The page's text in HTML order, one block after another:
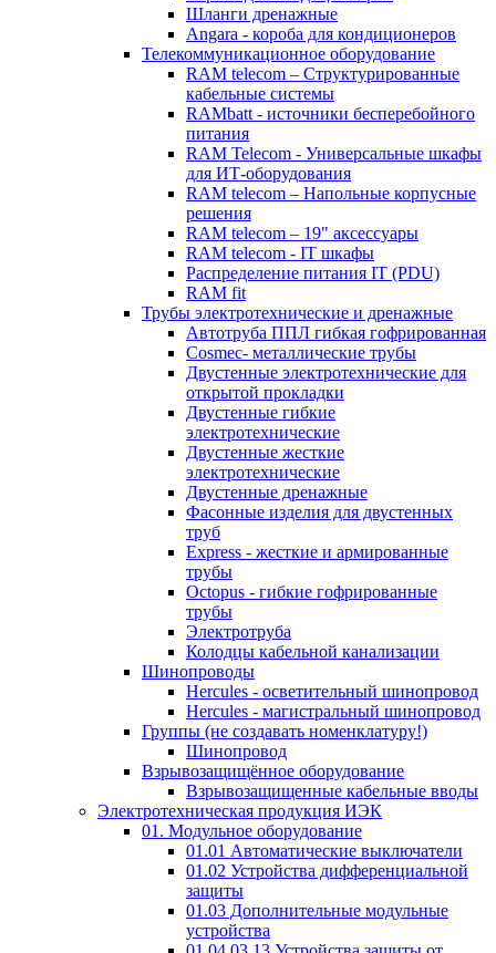
Шланги дренажные
Angara - короба для кондиционеров
Телекоммуникационное оборудование
RAM telecom – Структурированные
кабельные системы
RAMbatt - источники бесперебойного
питания
RAM Telecom - Универсальные шкафы
для ИТ-оборудования
RAM telecom – Напольные корпусные
решения
RAM telecom – 19" аксессуары
RAM telecom - IT шкафы
Распределение питания IT (PDU)
RAM fit
Трубы электротехнические и дренажные
Автотруба ППЛ гибкая гофрированная
Cosmec- металлические трубы
Двустенные электротехнические для
открытой прокладки
Двустенные гибкие
электротехнические
Двустенные жесткие
электротехнические
Двустенные дренажные
Фасонные изделия для двустенных
труб
Express - жесткие и армированные
трубы
Octopus - гибкие гофрированные
трубы
Электротруба
Колодцы кабельной канализации
Шинопроводы
Hercules - осветительный шинопровод
Hercules - магистральный шинопровод
Группы (не создавать номенклатуру!)
Шинопровод
Взрывозащищённое оборудование
Взрывозащищенные кабельные вводы
Электротехническая продукция ИЭК
01. Модульное оборудование
01.01 Автоматические выключатели
01.02 Устройства дифференциальной
защиты
01.03 Дополнительные модульные
устройства